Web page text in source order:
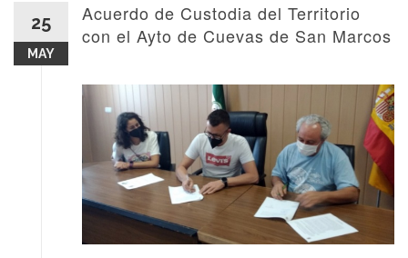
25
MAY
Acuerdo de Custodia del Territorio
con el Ayto de Cuevas de San Marcos